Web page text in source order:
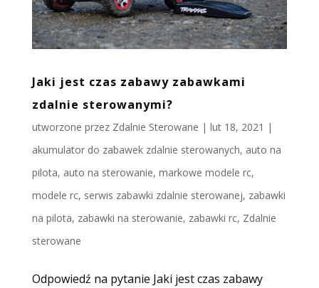
Jaki jest czas zabawy zabawkami
zdalnie sterowanymi?
utworzone przez Zdalnie Sterowane | lut 18, 2021 |
akumulator do zabawek zdalnie sterowanych, auto na
pilota, auto na sterowanie, markowe modele rc,
modele rc, serwis zabawki zdalnie sterowanej, zabawki
na pilota, zabawki na sterowanie, zabawki rc, Zdalnie
sterowane
Odpowiedź na pytanie Jaki jest czas zabawy